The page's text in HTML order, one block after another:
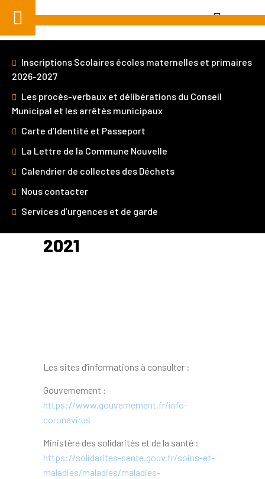
Inscriptions Scolaires écoles maternelles et primaires
2026-2027
Les procès-verbaux et délibérations du Conseil
Municipal et les arrêtés municipaux
Carte d’Identité et Passeport
La Lettre de la Commune Nouvelle
Calendrier de collectes des Déchets
Nous contacter
Services d’urgences et de garde
Home» Démarches et Services»COVID-19
2021
Les sites d’informations à consulter :
Gouvernement :
https://www.gouvernement.fr/info-
coronavirus
Ministère des solidarités et de la santé :
https://solidarites-sante.gouv.fr/soins-et-
maladies/maladies/maladies-